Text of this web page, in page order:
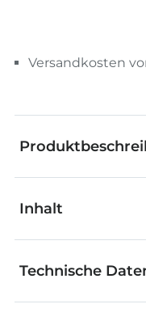
Versandkosten
stürzt dann weiter
mehrere 90°-
nahezu unendlich
Inhalt
Klangrohr
Technische